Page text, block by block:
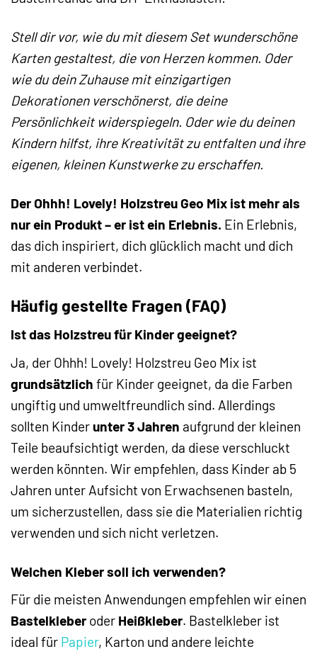
Stell dir vor, wie du mit diesem Set wunderschöne
Karten gestaltest, die von Herzen kommen. Oder
wie du dein Zuhause mit einzigartigen
Dekorationen verschönerst, die deine
Persönlichkeit widerspiegeln. Oder wie du deinen
Kindern hilfst, ihre Kreativität zu entfalten und ihre
eigenen, kleinen Kunstwerke zu erschaffen.
Der Ohhh! Lovely! Holzstreu Geo Mix ist mehr als
nur ein Produkt – er ist ein Erlebnis. Ein Erlebnis,
das dich inspiriert, dich glücklich macht und dich
mit anderen verbindet.
Häufig gestellte Fragen (FAQ)
Ist das Holzstreu für Kinder geeignet?
Ja, der Ohhh! Lovely! Holzstreu Geo Mix ist
grundsätzlich für Kinder geeignet, da die Farben
ungiftig und umweltfreundlich sind. Allerdings
sollten Kinder unter 3 Jahren aufgrund der kleinen
Teile beaufsichtigt werden, da diese verschluckt
werden könnten. Wir empfehlen, dass Kinder ab 5
Jahren unter Aufsicht von Erwachsenen basteln,
um sicherzustellen, dass sie die Materialien richtig
verwenden und sich nicht verletzen.
Welchen Kleber soll ich verwenden?
Für die meisten Anwendungen empfehlen wir einen
Bastelkleber oder Heißkleber. Bastelkleber ist
ideal für Papier, Karton und andere leichte